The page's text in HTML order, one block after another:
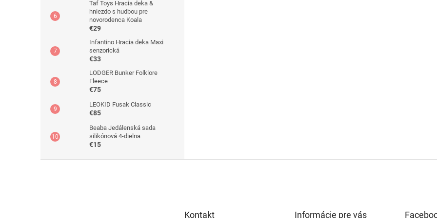
Taf Toys Hracia deka &
hniezdo s hudbou pre
novorodenca Koala
€29
Infantino Hracia deka Maxi
senzorická
€33
LODGER Bunker Folklore
Fleece
€75
LEOKID Fusak Classic
€85
Beaba Jedálenská sada
silikónová 4-dielna
€15
Kontakt Informácie pre vás